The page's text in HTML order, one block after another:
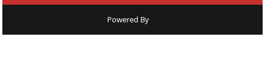
Powered By